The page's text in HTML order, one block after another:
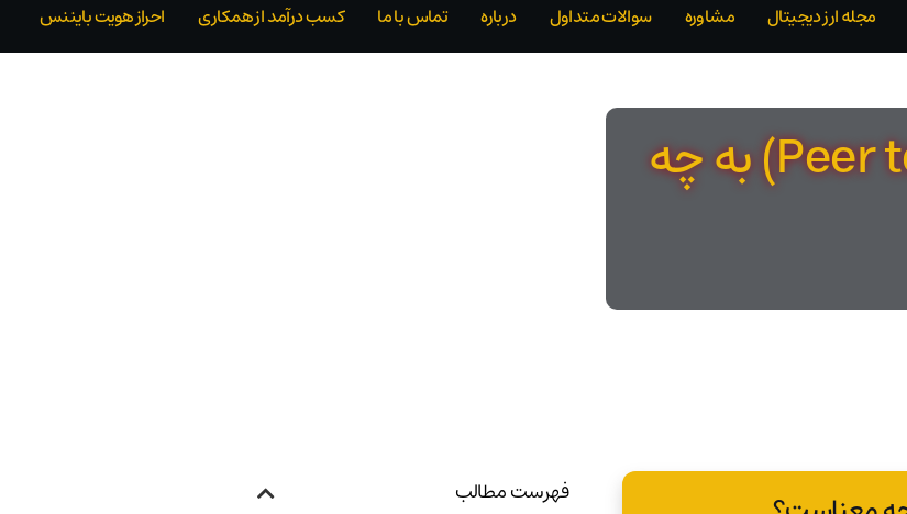
مجله ارز دیجیتال مشاوره سوالات متداول درباره تماس با ما کسب درآمد از همکاری احراز هویت بایننس
شبکه همتا به همتا (Peer to Peer) به چه
فهرست مطالب